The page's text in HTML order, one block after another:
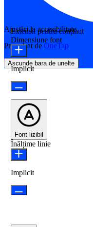
Ajustări la accesibilitate
Propulsat de OneTap
Ascunde bara de unelte
Extensii pentru conținut
Dimensiune font
Implicit
Font lizibil
Înălțime linie
Implicit